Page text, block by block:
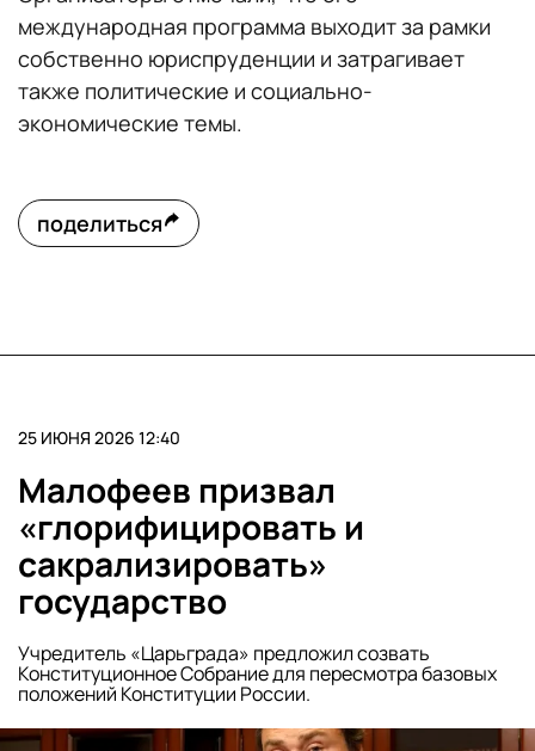
международная программа выходит за рамки
собственно юриспруденции и затрагивает
также политические и социально-
экономические темы.
поделиться
25 ИЮНЯ 2026 12:40
Малофеев призвал
«глорифицировать и
сакрализировать»
государство
Учредитель «Царьграда» предложил созвать
Конституционное Собрание для пересмотра базовых
положений Конституции России.